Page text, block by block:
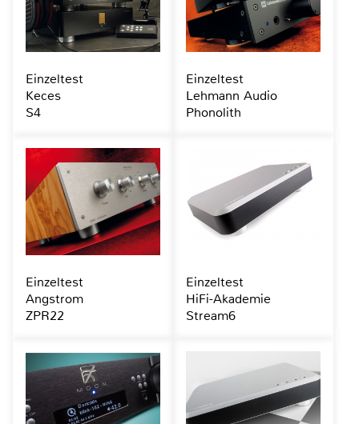
Einzeltest
Keces
S4
Einzeltest
Lehmann Audio
Phonolith
Einzeltest
Angstrom
ZPR22
Einzeltest
HiFi-Akademie
Stream6